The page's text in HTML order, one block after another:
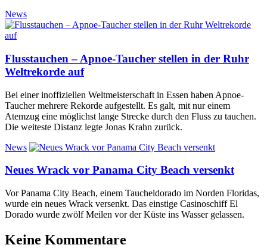
News
Flusstauchen – Apnoe-Taucher stellen in der Ruhr
Weltrekorde auf
Bei einer inoffiziellen Weltmeisterschaft in Essen haben Apnoe-
Taucher mehrere Rekorde aufgestellt. Es galt, mit nur einem
Atemzug eine möglichst lange Strecke durch den Fluss zu tauchen.
Die weiteste Distanz legte Jonas Krahn zurück.
News
Neues Wrack vor Panama City Beach versenkt
Vor Panama City Beach, einem Taucheldorado im Norden Floridas,
wurde ein neues Wrack versenkt. Das einstige Casinoschiff El
Dorado wurde zwölf Meilen vor der Küste ins Wasser gelassen.
Keine Kommentare